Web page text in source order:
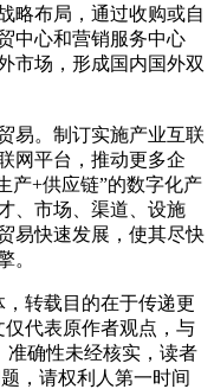
略布局，通过收购或自
中心和营销服务中心
市场，形成国内国外双
易。制订实施产业互联
网平台，推动更多企
产+供应链”的数字化产
、市场、渠道、设施
易快速发展，使其尽快
。
转载目的在于传递更
仅代表原作者观点，与
准确性未经核实，读者
，请权利人第一时间